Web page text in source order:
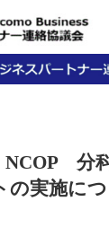
NCOP 分
の実施に